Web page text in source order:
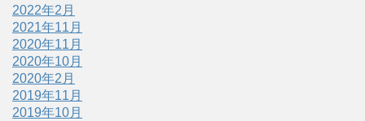
2022年2月
2021年11月
2020年11月
2020年10月
2020年2月
2019年11月
2019年10月